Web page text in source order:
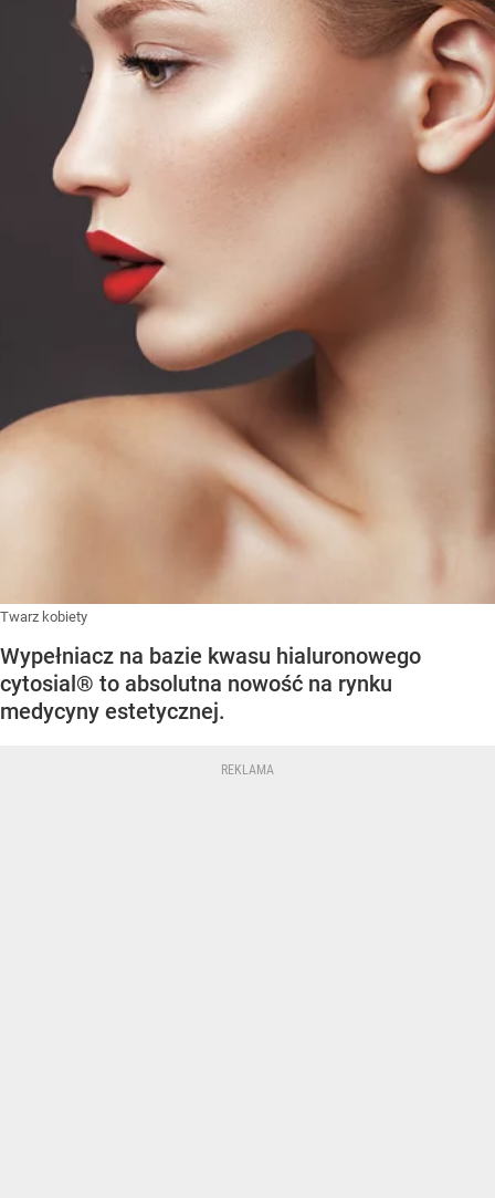
Twarz kobiety
Wypełniacz na bazie kwasu hialuronowego
cytosial® to absolutna nowość na rynku
medycyny estetycznej.